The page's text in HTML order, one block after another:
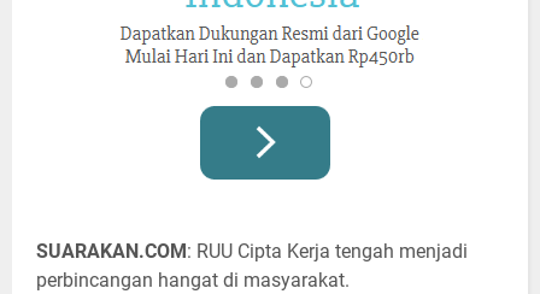
SUARAKAN.COM : RUU Cipta Kerja tengah menjadi
perbincangan hangat di masyarakat.